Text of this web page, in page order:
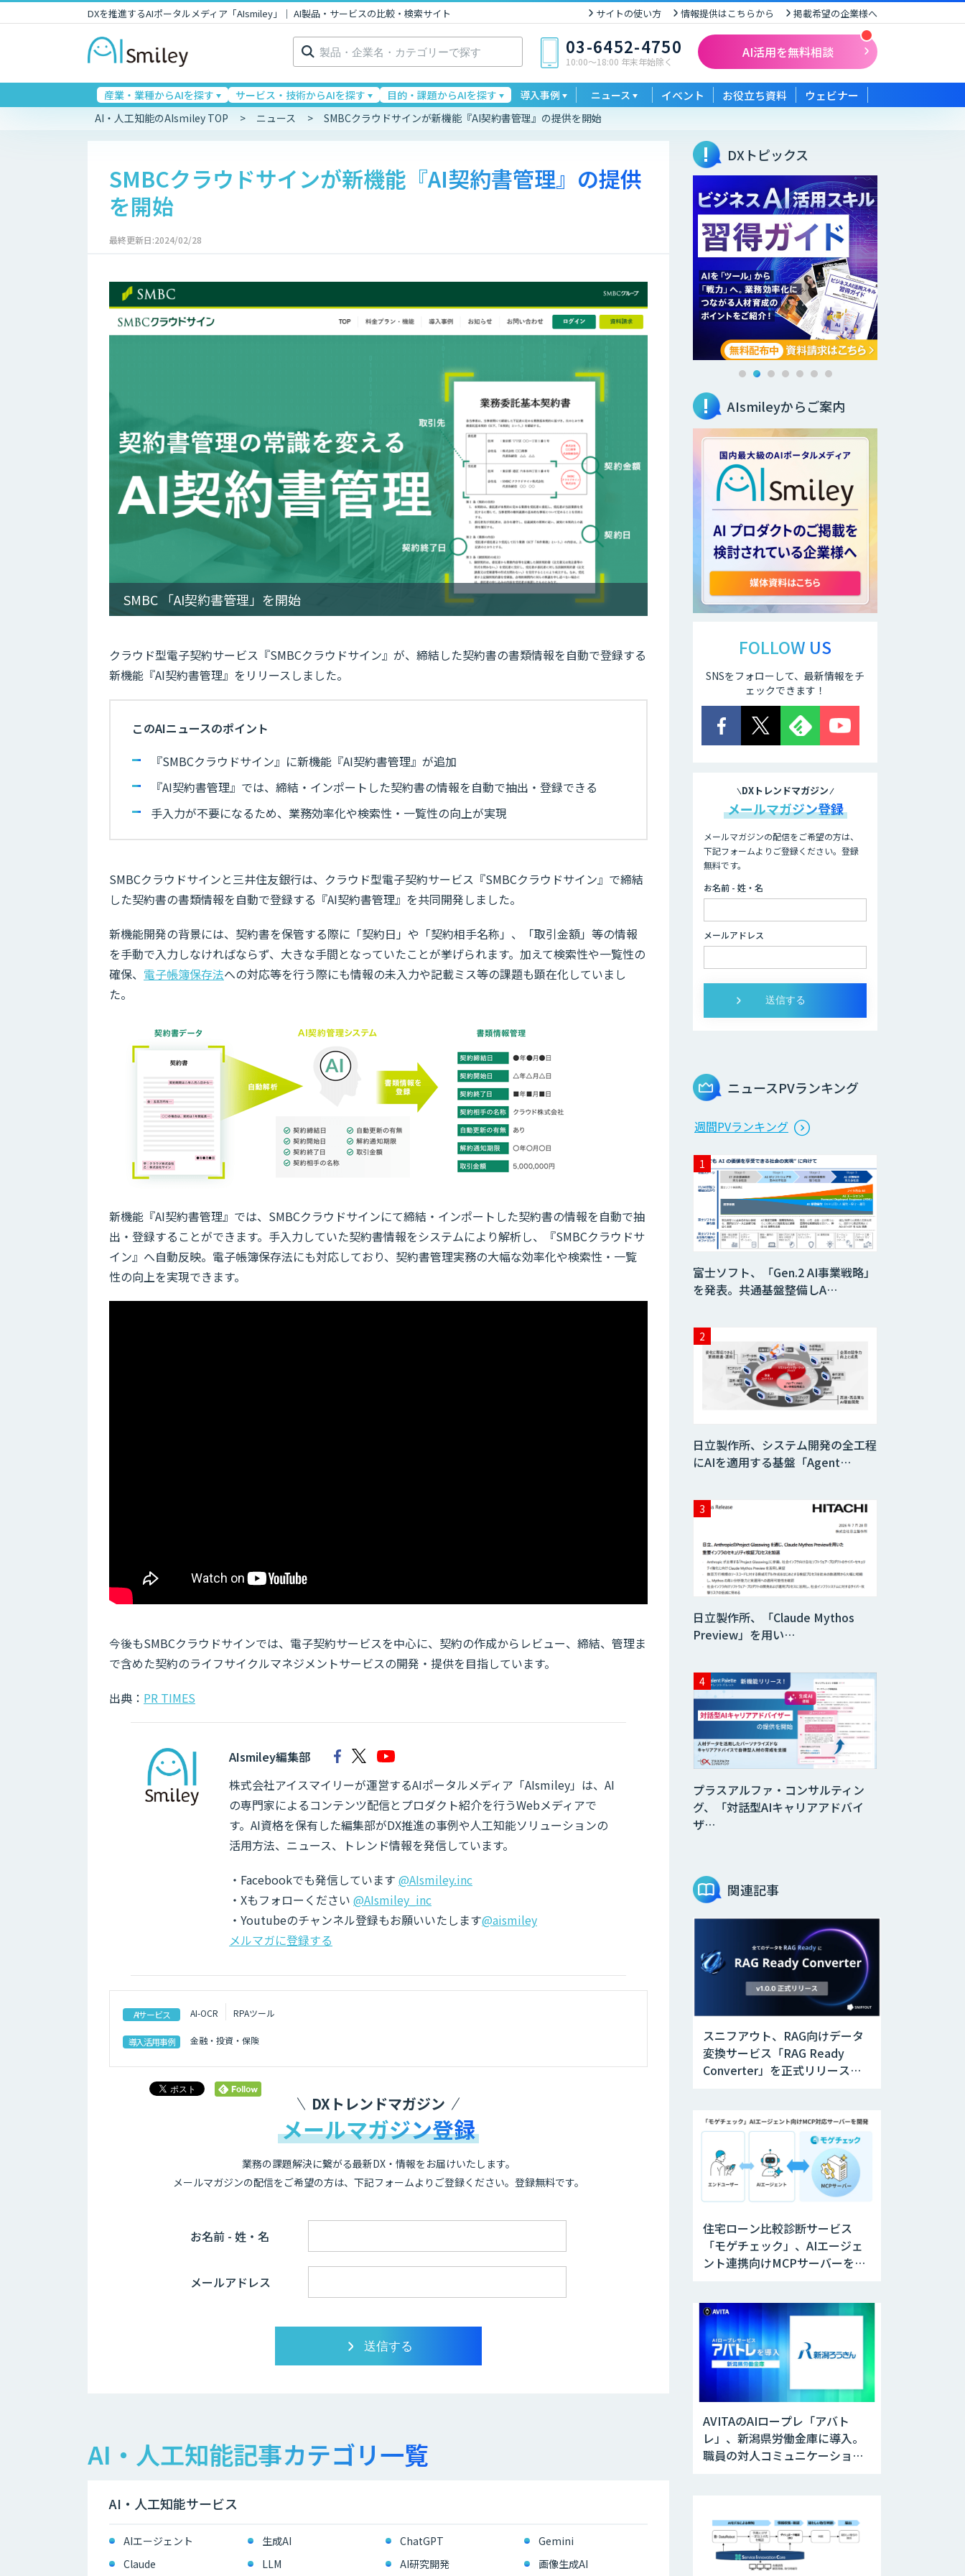
DXを推進するAIポータルメディア「AIsmiley」｜ AI製品・サービスの比較・検索サイト サイトの使い方 情報提供はこちらから 掲載希望の企業様へ
検
索: 03-6452-4750
10:00〜18:00 年末年始除く
AI活用を無料相談
産業・業種からAIを探す サービス・技術からAIを探す 目的・課題からAIを探す 導入事例 ニュース イベント お役立ち資料 ウェビナー
AI・人工知能のAIsmiley TOP ニュース SMBCクラウドサインが新機能『AI契約書管理』の提供を開始
SMBCクラウドサインが新機能『AI契約書管理』の提供
を開始
最終更新日:2024/02/28
SMBC 「AI契約書管理」を開始
クラウド型電子契約サービス『SMBCクラウドサイン』が、締結した契約書の書類情報を自動で登録する
新機能『AI契約書管理』をリリースしました。
このAIニュースのポイント
『SMBCクラウドサイン』に新機能『AI契約書管理』が追加
『AI契約書管理』では、締結・インポートした契約書の情報を自動で抽出・登録できる
手入力が不要になるため、業務効率化や検索性・一覧性の向上が実現
SMBCクラウドサインと三井住友銀行は、クラウド型電子契約サービス『SMBCクラウドサイン』で締結
した契約書の書類情報を自動で登録する『AI契約書管理』を共同開発しました。
新機能開発の背景には、契約書を保管する際に「契約日」や「契約相手名称」、「取引金額」等の情報
を手動で入力しなければならず、大きな手間となっていたことが挙げられます。加えて検索性や一覧性の
確保、 電子帳簿保存法への対応等を行う際にも情報の未入力や記載ミス等の課題も顕在化していまし
た。
新機能『AI契約書管理』では、SMBCクラウドサインにて締結・インポートした契約書の情報を自動で抽
出・登録することができます。手入力していた契約書情報をシステムにより解析し、『SMBCクラウドサ
イン』へ自動反映。電子帳簿保存法にも対応しており、契約書管理実務の大幅な効率化や検索性・一覧
性の向上を実現できます。
今後もSMBCクラウドサインでは、電子契約サービスを中心に、契約の作成からレビュー、締結、管理ま
で含めた契約のライフサイクルマネジメントサービスの開発・提供を目指しています。
出典： PR TIMES
AIsmiley編集部
株式会社アイスマイリーが運営するAIポータルメディア「AIsmiley」は、AI
の専門家によるコンテンツ配信とプロダクト紹介を行うWebメディアで
す。AI資格を保有した編集部がDX推進の事例や人工知能ソリューションの
活用方法、ニュース、トレンド情報を発信しています。
・Facebookでも発信しています @AIsmiley.inc
・Xもフォローください @AIsmiley_inc
・Youtubeのチャンネル登録もお願いいたします@aismiley
メルマガに登録する
AIサービス AI-OCR RPAツール
導入活用事例 金融・投資・保険
DXトレンドマガジン
メールマガジン登録
業務の課題解決に繋がる最新DX・情報をお届けいたします。
メールマガジンの配信をご希望の方は、下記フォームよりご登録ください。登録無料です。
お名前 - 姓・名
メールアドレス
AI・人工知能記事カテゴリ一覧
AI・人工知能サービス
AIエージェント 生成AI ChatGPT
Gemini
Claude
LLM AI研究開発 画像生成AI
DXトピックス
AIsmileyからご案内
FOLLOW US
SNSをフォローして、最新情報をチ
ェックできます！
DXトレンドマガジン
メールマガジン登録
メールマガジンの配信をご希望の方は、
下記フォームよりご登録ください。登録
無料です。
お名前 - 姓・名
メールアドレス
ニュースPVランキング
週間PVランキング
富士ソフト、「Gen.2 AI事業戦略」
を発表。共通基盤整備しA…
日立製作所、システム開発の全工程
にAIを適用する基盤「Agent…
日立製作所、「Claude Mythos
Preview」を用い…
プラスアルファ・コンサルティン
グ、「対話型AIキャリアアドバイ
ザ…
関連記事
スニフアウト、RAG向けデータ
変換サービス「RAG Ready
Converter」を正式リリース。
住宅ローン比較診断サービス
「モゲチェック」、AIエージェ
ント連携向けMCPサーバーを公
AVITAのAIロープレ「アバト
レ」、新潟県労働金庫に導入。
職員の対人コミュニケーション